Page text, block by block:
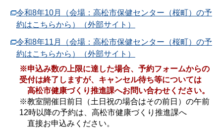
令和8年10月（会場：高松市保健センター（桜町）の予
約はこちらから）（外部サイト）
令和8年11月（会場：高松市保健センター（桜町）の予
約はこちらから）（外部サイト）
※申込み数の上限に達した場合、予約フォームからの
受付は終了しますが、キャンセル待ち等については
高松市健康づくり推進課へお問い合わせください。
※教室開催日前日（土日祝の場合はその前日）の午前
12時以降の予約は、高松市健康づくり推進課へ
直接お申込みください。